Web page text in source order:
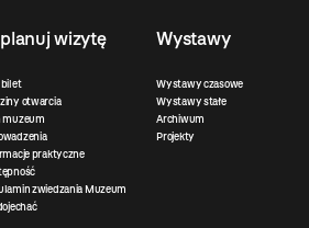
wizytę
bilet
otwarcia
muzeum
praktyczne
zwiedzania Muzeum
Wystawy
Wystawy czasowe
Wystawy stałe
Archiwum
Projekty